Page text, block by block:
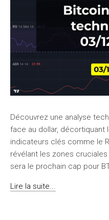
Découvrez une analyse
face au dollar, décortiquant
indicateurs clés comme le
révélant les zones
sera le prochain cap pour
Lire la suite...